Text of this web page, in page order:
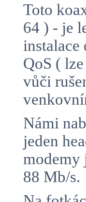
Toto
64 ) - je
QoS (
vůči
Námi
jeden
modemy
88 Mb/s.